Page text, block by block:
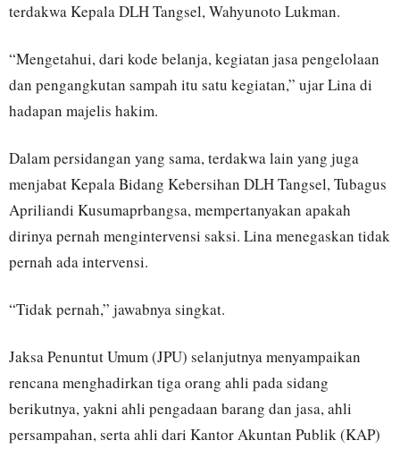
terdakwa Kepala DLH Tangsel, Wahyunoto Lukman.
“Mengetahui, dari kode belanja, kegiatan jasa pengelolaan
dan pengangkutan sampah itu satu kegiatan,” ujar Lina di
hadapan majelis hakim.
Dalam persidangan yang sama, terdakwa lain yang juga
menjabat Kepala Bidang Kebersihan DLH Tangsel, Tubagus
Apriliandi Kusumaprbangsa, mempertanyakan apakah
dirinya pernah mengintervensi saksi. Lina menegaskan tidak
pernah ada intervensi.
“Tidak pernah,” jawabnya singkat.
Jaksa Penuntut Umum (JPU) selanjutnya menyampaikan
rencana menghadirkan tiga orang ahli pada sidang
berikutnya, yakni ahli pengadaan barang dan jasa, ahli
persampahan, serta ahli dari Kantor Akuntan Publik (KAP)